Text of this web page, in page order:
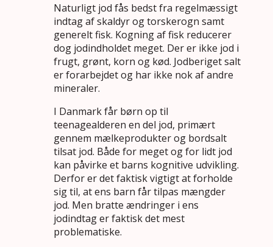
Naturligt jod fås bedst fra regelmæssigt
indtag af skaldyr og torskerogn samt
generelt fisk. Kogning af fisk reducerer
dog jodindholdet meget. Der er ikke jod i
frugt, grønt, korn og kød. Jodberiget salt
er forarbejdet og har ikke nok af andre
mineraler.
I Danmark får børn op til
teenagealderen en del jod, primært
gennem mælkeprodukter og bordsalt
tilsat jod. Både for meget og for lidt jod
kan påvirke et barns kognitive udvikling.
Derfor er det faktisk vigtigt at forholde
sig til, at ens barn får tilpas mængder
jod. Men bratte ændringer i ens
jodindtag er faktisk det mest
problematiske.